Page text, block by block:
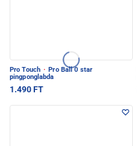
Pro Touch · Pro Ball 0 star
pingponglabda
1.490 FT